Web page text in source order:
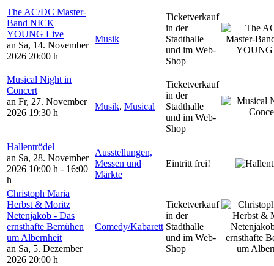
The AC/DC Master-
Band NICK
YOUNG Live
an Sa, 14. November
2026 20:00 h
Musik
Ticketverkauf
in der
Stadthalle
und im Web-
Shop
Musical Night in
Concert
an Fr, 27. November
2026 19:30 h
Musik, Musical
Ticketverkauf
in der
Stadthalle
und im Web-
Shop
Hallentrödel
an Sa, 28. November
2026 10:00 h - 16:00
h
Ausstellungen,
Messen und
Märkte
Eintritt frei!
Christoph Maria
Herbst & Moritz
Netenjakob - Das
ernsthafte Bemühen
um Albernheit
an Sa, 5. Dezember
2026 20:00 h
Comedy/Kabarett
Ticketverkauf
in der
Stadthalle
und im Web-
Shop